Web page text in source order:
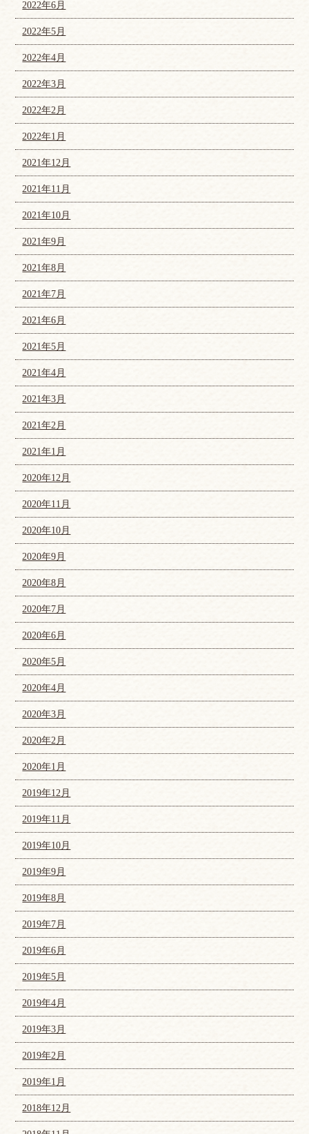
2022年6月
2022年5月
2022年4月
2022年3月
2022年2月
2022年1月
2021年12月
2021年11月
2021年10月
2021年9月
2021年8月
2021年7月
2021年6月
2021年5月
2021年4月
2021年3月
2021年2月
2021年1月
2020年12月
2020年11月
2020年10月
2020年9月
2020年8月
2020年7月
2020年6月
2020年5月
2020年4月
2020年3月
2020年2月
2020年1月
2019年12月
2019年11月
2019年10月
2019年9月
2019年8月
2019年7月
2019年6月
2019年5月
2019年4月
2019年3月
2019年2月
2019年1月
2018年12月